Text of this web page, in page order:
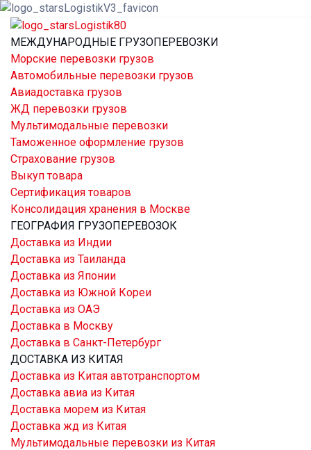
МЕЖДУНАРОДНЫЕ ГРУЗОПЕРЕВОЗКИ
Морские перевозки грузов
Автомобильные перевозки грузов
Авиадоставка грузов
ЖД перевозки грузов
Мультимодальные перевозки
Таможенное оформление грузов
Страхование грузов
Выкуп товара
Сертификация товаров
Консолидация хранения в Москве
ГЕОГРАФИЯ ГРУЗОПЕРЕВОЗОК
Доставка из Индии
Доставка из Таиланда
Доставка из Японии
Доставка из Южной Кореи
Доставка из ОАЭ
Доставка в Москву
Доставка в Санкт-Петербург
ДОСТАВКА ИЗ КИТАЯ
Доставка из Китая автотранспортом
Доставка авиа из Китая
Доставка морем из Китая
Доставка жд из Китая
Мультимодальные перевозки из Китая